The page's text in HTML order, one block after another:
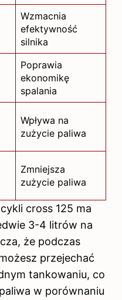
Wzmacnia
efektywność
silnika
Poprawia
ekonomikę
spalania
Wpływa na
zużycie paliwa
Zmniejsza
zużycie paliwa
cross 125 ma
3-4 litrów na
że podczas
przejechać
tankowaniu, co
paliwa w porównaniu